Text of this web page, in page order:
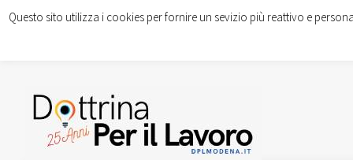
Questo sito utilizza i cookies per fornire un sevizio più reattivo e